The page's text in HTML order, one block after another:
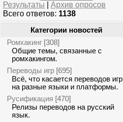
Результаты
Архив опросов
Всего ответов: 1138
Категории новостей
Ромхакинг [308]
Общие темы, связанные с
ромхакингом.
Переводы игр [695]
Всё, что касается переводов игр
на разные языки и платформы.
Русификация [470]
Релизы переводов на русский
язык.